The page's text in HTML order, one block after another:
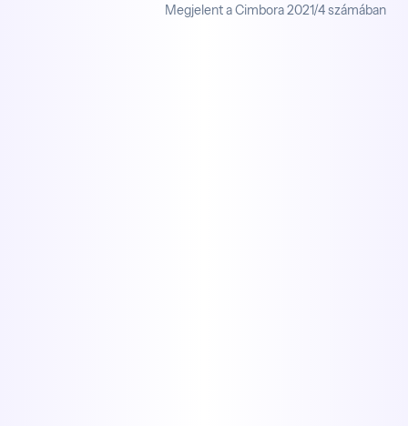
Megjelent a Cimbora 2021/4 számában